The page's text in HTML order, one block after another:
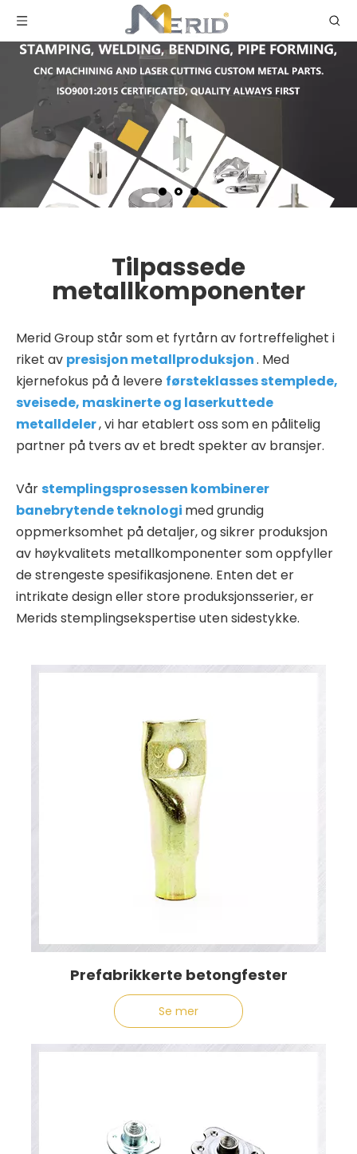
Tilpassede
metallkomponenter
Merid Group står som et fyrtårn av fortreffelighet i
riket av presisjon metallproduksjon. Med
kjernefokus på å levere førsteklasses stemplede,
sveisede, maskinerte og laserkuttede
metalldeler, vi har etablert oss som en pålitelig
partner på tvers av et bredt spekter av bransjer.
Vår stemplingsprosessen kombinerer
banebrytende teknologi med grundig
oppmerksomhet på detaljer, og sikrer produksjon
av høykvalitets metallkomponenter som oppfyller
de strengeste spesifikasjonene. Enten det er
intrikate design eller store produksjonsserier, er
Merids stemplingsekspertise uten sidestykke.
Prefabrikkerte betongfester
Se mer